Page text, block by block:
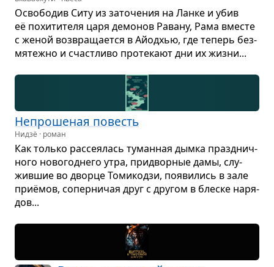
Осво­бо­див Ситу из зато­че­ния на Ланке и убив
её похи­ти­теля царя демо­нов Равану, Рама вме­сте
с женой воз­вра­ща­ется в Айод­хью, где теперь без­
мя­тежно и счаст­ливо про­те­кают дни их жизни...
Непро­ше­ная повесть
Нидзё · роман
Как только рас­се­я­лась туман­ная дымка празд­нич­
ного ново­год­него утра, при­двор­ные дамы, слу­
жив­шие во дворце Томи­кодзи, появи­лись в зале
приёмов, сопер­ни­чая друг с дру­гом в блеске наря­
дов...